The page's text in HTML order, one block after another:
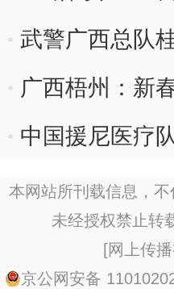
武警广西总队
广西梧州：新
中国援尼医疗
本网站所刊载信息，
未经授权禁止转
[网上传
京公网安备